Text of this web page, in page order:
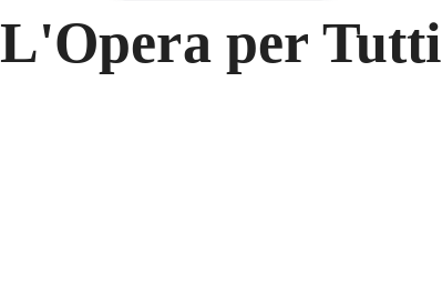
L'Opera per Tutti